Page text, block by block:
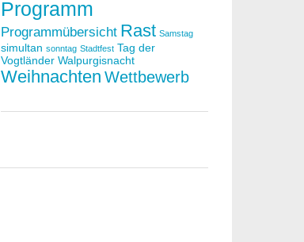
Programm
Programmübersicht Rast Samstag
simultan sonntag Stadtfest Tag der
Vogtländer Walpurgisnacht
Weihnachten Wettbewerb